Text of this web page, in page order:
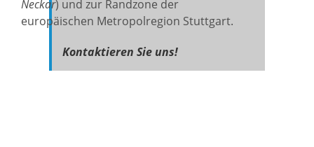
Neckar) und zur Randzone der
europäischen Metropolregion Stuttgart.
Kontaktieren Sie uns!